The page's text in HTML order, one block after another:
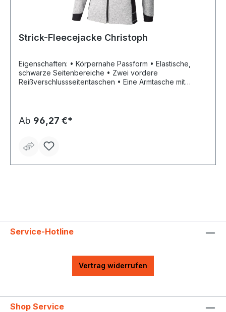
Strick-Fleecejacke Christoph
Eigenschaften: • Körpernahe Passform • Elastische,
schwarze Seitenbereiche • Zwei vordere
Reißverschlussseitentaschen • Eine Armtasche mit
Ab 96,27 €*
Service-Hotline
Vertrag widerrufen
Shop Service